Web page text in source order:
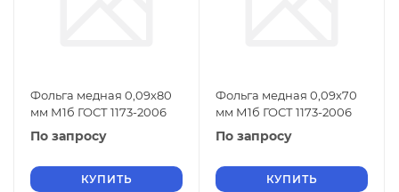
Фольга медная 0,09х80
мм М1б ГОСТ 1173-2006
По запросу
КУПИТЬ
Фольга медная 0,09х70
мм М1б ГОСТ 1173-2006
По запросу
КУПИТЬ